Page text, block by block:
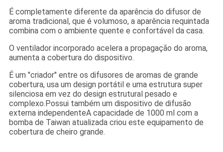
É completamente diferente da aparência do difusor de
aroma tradicional, que é volumoso, a aparência requintada
combina com o ambiente quente e confortável da casa.
O ventilador incorporado acelera a propagação do aroma,
aumenta a cobertura do dispositivo.
É um "criador" entre os difusores de aromas de grande
cobertura, usa um design portátil e uma estrutura super
silenciosa em vez do design estrutural pesado e
complexo.Possui também um dispositivo de difusão
externa independenteA capacidade de 1000 ml com a
bomba de Taiwan atualizada criou este equipamento de
cobertura de cheiro grande.